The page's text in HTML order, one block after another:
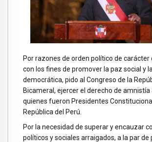
Por razones de orden político de carácter
con los fines de promover la paz social y
democrática, pido al Congreso de la
Bicameral, ejercer el derecho de amnistía
quienes fueron Presidentes
República del Perú.
Por la necesidad de superar y encauzar
políticos y sociales arraigados, a la par de